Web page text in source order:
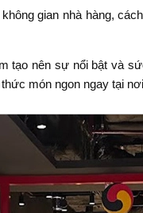
gian nhà hàng,
tạo nên sự nổi bật và
món ngon ngay tại